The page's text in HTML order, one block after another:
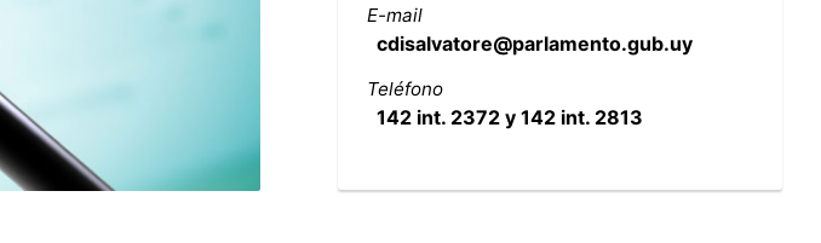
E-mail
cdisalvatore@parlamento.gub.uy
Teléfono
142 int. 2372 y 142 int. 2813